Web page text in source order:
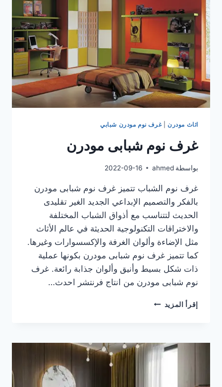
اثاث مودرن|غرف نوم مودرن شبابي
غرف نوم شبابى مودرن
بواسطة ahmed
2022-09-16
غرف نوم الشباب تتميز غرف نوم شبابى مودرن
بالفكر والتصميم الإبداعي الجديد الغير تقليدى
الحديث لتتناسب مع أذواق الشباب المختلفة
والاختراقات التكنولوجية الحديثة في عالم الأثاث
مثل الإضاءة وألوان الغرفة والإكسسوارات وغيرها.
كما تتميز غرف نوم شبابى مودرن بكونها عملية
ذات شكل بسيط وأنيق وألوان جذابة رائعة. غرف
نوم شبابى مودرن من انتاج فرنتشر احدث…
إقرأ المزيد غرف